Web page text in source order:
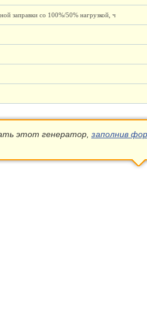
заправки со 100%/50% нагрузкой, ч
этот генератор, заполнив